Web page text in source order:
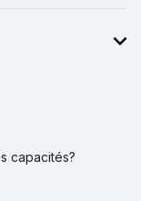
capacités?